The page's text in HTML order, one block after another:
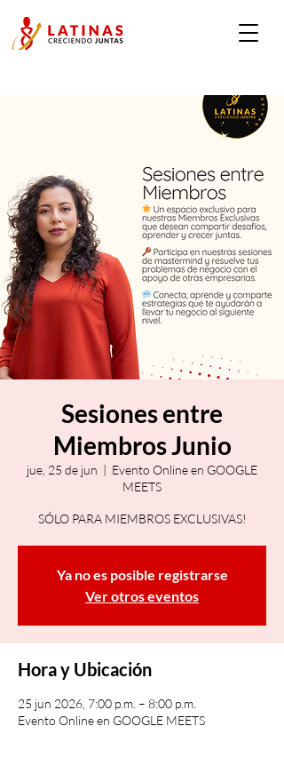
Sesiones entre
Miembros Junio
jue, 25 de jun
  |
Evento Online en GOOGLE
MEETS
SÓLO PARA MIEMBROS EXCLUSIVAS!
Ya no es posible registrarse
Ver otros eventos
Hora y Ubicación
25 jun 2026, 7:00 p.m. – 8:00 p.m.
Evento Online en GOOGLE MEETS